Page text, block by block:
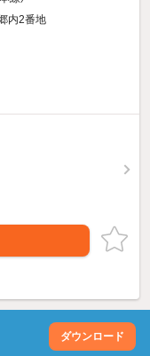
内2番地
ダウンロード